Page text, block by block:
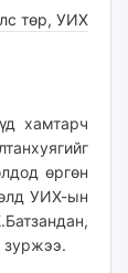
төр, УИХ
хамтарч
өргөн
УИХ-ын
зуржээ.